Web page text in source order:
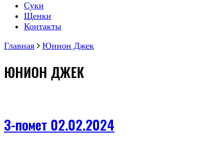
Суки
Щенки
Контакты
Главная
Юнион Джек
ЮНИОН ДЖЕК
З-помет 02.02.2024